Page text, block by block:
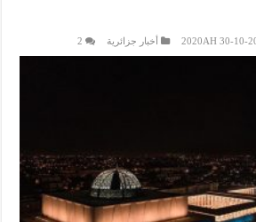
أخبار جزائرية 2